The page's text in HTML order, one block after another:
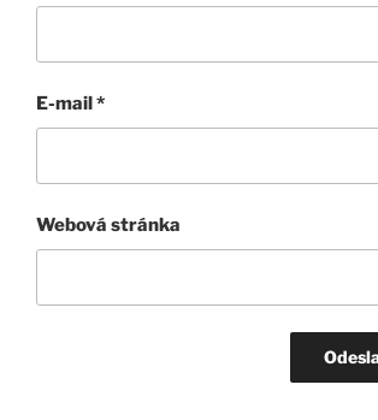
E-mail*
Webová stránka